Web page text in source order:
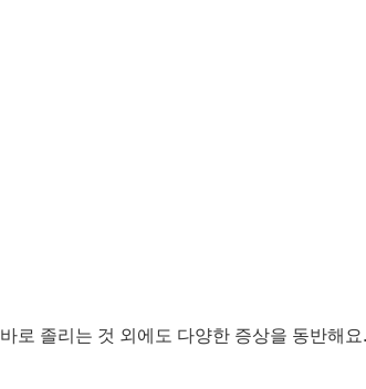
로 졸리는 것 외에도 다양한 증상을 동반해